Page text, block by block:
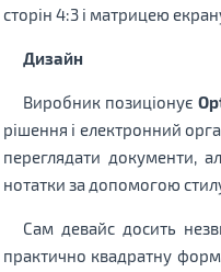
сторін 4:3 і матрицею
Дизайн
Виробник позиціонує
рішення і електронний
переглядати документи,
нотатки за допомогою
Сам девайс досить
практично квадратну